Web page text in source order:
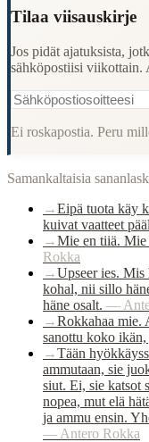
Tilaa viisauskirje
Jos pidät ajatuksista,
sähköpostiisi viikottain.
Ei roskapostia. Peru
Samankaltaisia
→Eipä tuota käy
kuivat vaatteet
→Mie en tiiä.
Rokka
→Upseer ies. Mis
kohal, nii sillo
häne osalt. —
→Rokkahaa mie.
sanottu koko
→Tään
ammutaan, sie
siut. Ei, sie katsot
nopea, mut elä
ja ammu ensin.
— Antero Rokka